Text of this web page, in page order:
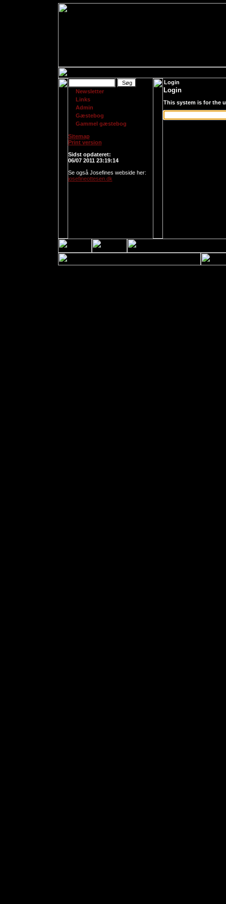
Newsletter
Links
Admin
Gæstebog
Gammel gæstebog
Sitemap
Print version
Sidst opdateret:
06/07 2011 23:19:14
Se også Josefines webside her:
josefineottesen.dk
Login
Login
This system is for the